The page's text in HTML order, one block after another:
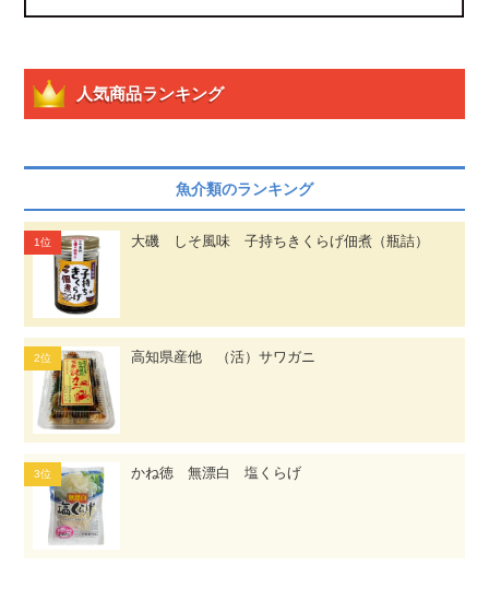
人気商品ランキング
魚介類のランキング
大磯 しそ風味 子持ちきくらげ佃煮（瓶詰）
高知県産他 （活）サワガニ
かね徳 無漂白 塩くらげ